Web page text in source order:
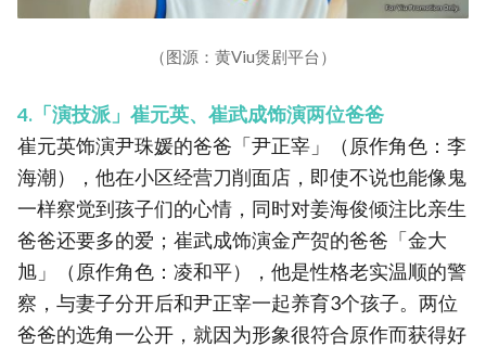
（图源：黄Viu煲剧平台）
4.「演技派」崔元英、崔武成饰演两位爸爸
崔元英饰演尹珠媛的爸爸「尹正宰」（原作角色：李
海潮），他在小区经营刀削面店，即使不说也能像鬼
一样察觉到孩子们的心情，同时对姜海俊倾注比亲生
爸爸还要多的爱；崔武成饰演金产贺的爸爸「金大
旭」（原作角色：凌和平），他是性格老实温顺的警
察，与妻子分开后和尹正宰一起养育3个孩子。两位
爸爸的选角一公开，就因为形象很符合原作而获得好